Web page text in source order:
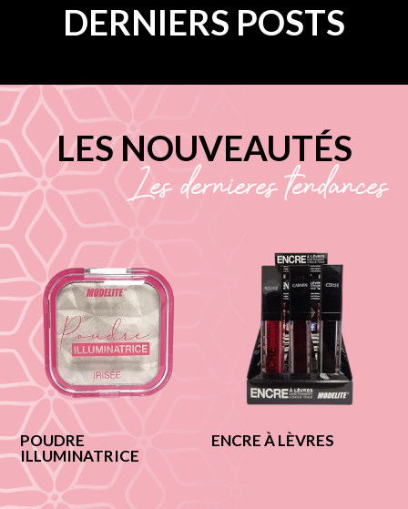
DERNIERS POSTS
LES NOUVEAUTÉS
Les dernières tendances
POUDRE
ILLUMINATRICE
ENCRE À LÈVRES